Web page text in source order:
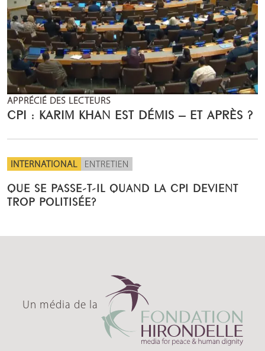
APPRÉCIÉ DES LECTEURS
CPI : KARIM KHAN EST DÉMIS – ET APRÈS ?
INTERNATIONAL ENTRETIEN
QUE SE PASSE-T-IL QUAND LA CPI DEVIENT
TROP POLITISÉE?
Un média de la